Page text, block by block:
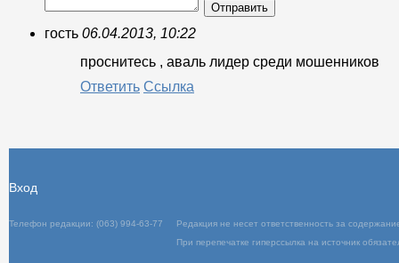
Отправить
гость 06.04.2013, 10:22
проснитесь , аваль лидер среди мошенников
Ответить Ссылка
Телефон редакции: (063) 994-63-77
При